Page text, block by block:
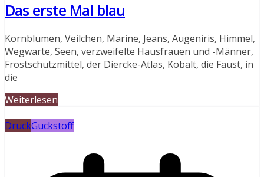
Das erste Mal blau
Kornblumen, Veilchen, Marine, Jeans, Augeniris, Himmel,
Wegwarte, Seen, verzweifelte Hausfrauen und -Männer,
Frostschutzmittel, der Diercke-Atlas, Kobalt, die Faust, in
die
Weiterlesen
DruckGuckstoff